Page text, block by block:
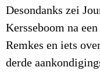
Desondanks zei
Kersseboom na
Remkes en iets
derde